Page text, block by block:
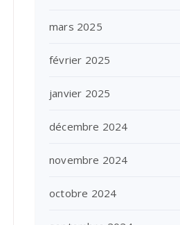
mars 2025
février 2025
janvier 2025
décembre 2024
novembre 2024
octobre 2024